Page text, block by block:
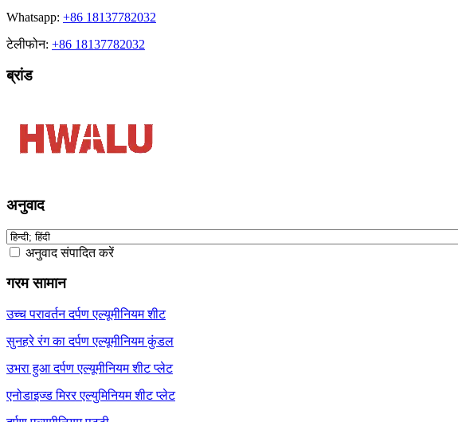
Whatsapp: +86 18137782032
टेलीफोन: +86 18137782032
ब्रांड
अनुवाद
अनुवाद संपादित करें
गरम सामान
उच्च परावर्तन दर्पण एल्यूमीनियम शीट
सुनहरे रंग का दर्पण एल्यूमीनियम कुंडल
उभरा हुआ दर्पण एल्यूमीनियम शीट प्लेट
एनोडाइज्ड मिरर एल्युमिनियम शीट प्लेट